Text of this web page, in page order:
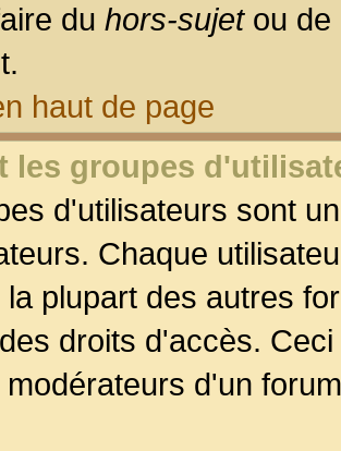
du hors-sujetou de
haut de page
les groupes
d'utilisateurs sont
Chaque
la plupart des autres
droits d'accès.
modérateurs d'un